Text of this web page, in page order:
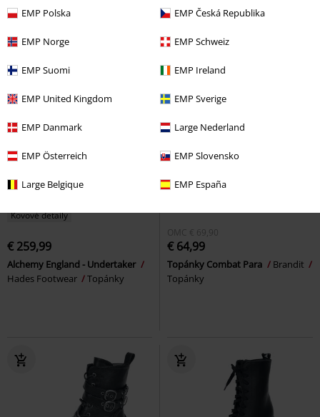
EMP Polska EMP Česká Republika
EMP Norge EMP Schweiz
EMP Suomi EMP Ireland
EMP United Kingdom EMP Sverige
EMP Danmark Large Nederland
EMP Österreich EMP Slovensko
Large Belgique EMP España
šnurovaním
so šnurovaním
Rock Topánky
Kovové detaily
€ 259,99
Alchemy England - Undertaker
Hades Footwear
Topánky
OMC € 69,90
€ 64,99
Topánky Combat Para
Brandit
Topánky